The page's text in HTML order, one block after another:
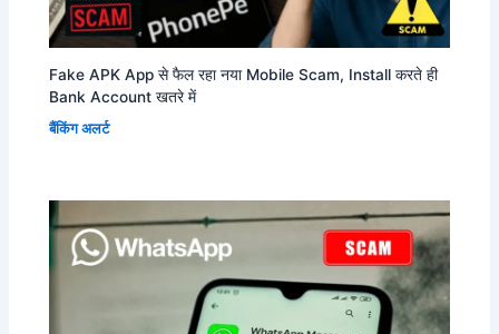
Fake APK App से फैल रहा नया Mobile Scam, Install करते ही
Bank Account खतरे में
बैंकिंग अलर्ट